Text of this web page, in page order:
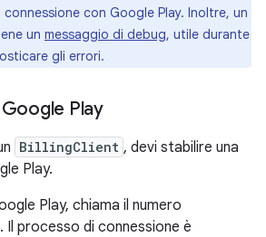
con Google Play. Inoltre, un
un messaggio di debug, utile durante
gli errori.
Play
BillingClient , devi stabilire una
Play.
Play, chiama il numero
. Il processo di connessione è